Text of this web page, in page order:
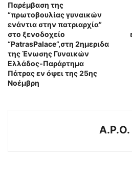
Παρέμβαση της
“πρωτοβουλίας γυναικών
ενάντια στην πατριαρχία”
στο ξενοδοχείο
“PatrasPalace”,στη 2ημεριδα
της Ένωσης Γυναικών
Ελλάδος-Παράρτημα
Πάτρας εν όψει της 25ης
Νοέμβρη
A.P.O.